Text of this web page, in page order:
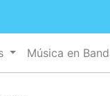
Música en